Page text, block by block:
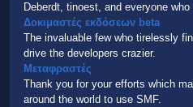
Deberdt, tinoest, and everyone who
Δοκιμαστές εκδόσεων beta
The invaluable few who tirelessly
drive the developers crazier.
Μεταφραστές
Thank you for your efforts which
around the world to use SMF.